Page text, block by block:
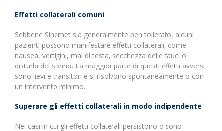
Effetti collaterali comuni
Sebbene Sinemet sia generalmente ben tollerato, alcuni
pazienti possono manifestare effetti collaterali, come
nausea, vertigini, mal di testa, secchezza delle fauci o
disturbi del sonno. La maggior parte di questi effetti avversi
sono lievi e transitori e si risolvono spontaneamente o con
un intervento minimo.
Superare gli effetti collaterali in modo indipendente
Nei casi in cui gli effetti collaterali persistono o sono